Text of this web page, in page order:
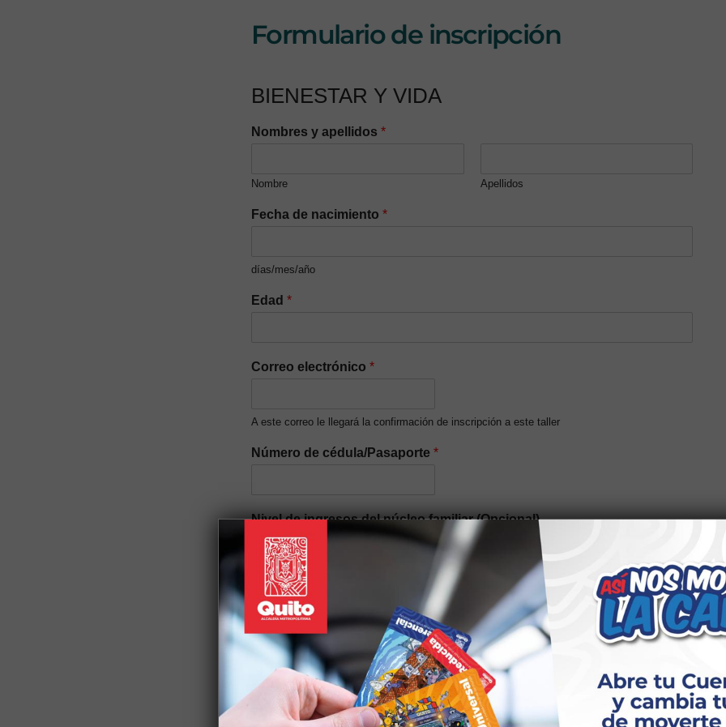
Formulario de inscripción
BIENESTAR Y VIDA
Nombres y apellidos *
Nombre Apellidos
Fecha de nacimiento *
días/mes/año
Edad *
Correo electrónico *
A este correo le llegará la confirmación de inscripción a este taller
Número de cédula/Pasaporte *
Nivel de ingresos del núcleo familiar (Opcional)
Género*
Auto identificación étnica*
Discapacidad*